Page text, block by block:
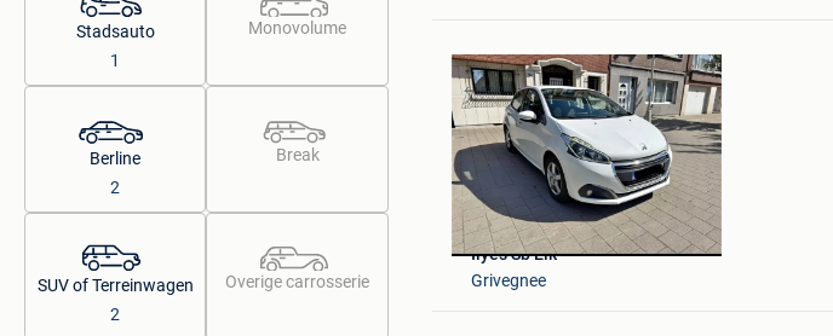
Stadsauto
1
Monovolume
Berline
2
Break
SUV of Terreinwagen
2
Overige carrosserie
Ilyes Sb Elk
Grivegnee